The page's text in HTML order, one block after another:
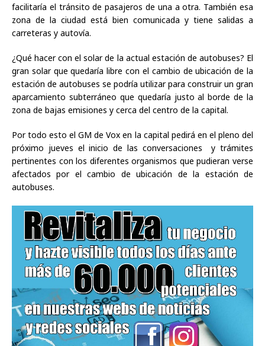
facilitaría el tránsito de pasajeros de una a otra. También esa
zona de la ciudad está bien comunicada y tiene salidas a
carreteras y autovía.
¿Qué hacer con el solar de la actual estación de autobuses? El
gran solar que quedaría libre con el cambio de ubicación de la
estación de autobuses se podría utilizar para construir un gran
aparcamiento subterráneo que quedaría justo al borde de la
zona de bajas emisiones y cerca del centro de la capital.
Por todo esto el GM de Vox en la capital pedirá en el pleno del
próximo jueves el inicio de las conversaciones y trámites
pertinentes con los diferentes organismos que pudieran verse
afectados por el cambio de ubicación de la estación de
autobuses.